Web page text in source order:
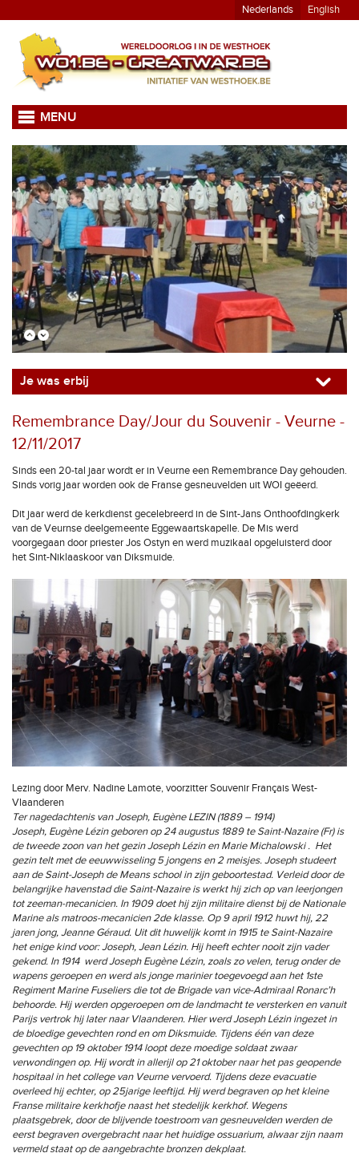
Nederlands English
MENU
Je was erbij
Remembrance Day/Jour du Souvenir - Veurne -
12/11/2017
Sinds een 20-tal jaar wordt er in Veurne een Remembrance Day gehouden.
Sinds vorig jaar worden ook de Franse gesneuvelden uit WOI geëerd.
Dit jaar werd de kerkdienst gecelebreerd in de Sint-Jans Onthoofdingkerk
van de Veurnse deelgemeente Eggewaartskapelle. De Mis werd
voorgegaan door priester Jos Ostyn en werd muzikaal opgeluisterd door
het Sint-Niklaaskoor van Diksmuide.
Lezing door Merv. Nadine Lamote, voorzitter Souvenir Français West-
Vlaanderen
Ter nagedachtenis van Joseph, Eugène LEZIN (1889 – 1914)
Joseph, Eugène Lézin geboren op 24 augustus 1889 te Saint-Nazaire (Fr) is
de tweede zoon van het gezin Joseph Lézin en Marie Michalowski . Het
gezin telt met de eeuwwisseling 5 jongens en 2 meisjes. Joseph studeert
aan de Saint-Joseph de Means school in zijn geboortestad. Verleid door de
belangrijke havenstad die Saint-Nazaire is werkt hij zich op van leerjongen
tot zeeman-mecanicien. In 1909 doet hij zijn militaire dienst bij de Nationale
Marine als matroos-mecanicien 2de klasse. Op 9 april 1912 huwt hij, 22
jaren jong, Jeanne Géraud. Uit dit huwelijk komt in 1915 te Saint-Nazaire
het enige kind voor: Joseph, Jean Lézin. Hij heeft echter nooit zijn vader
gekend. In 1914 werd Joseph Eugène Lézin, zoals zo velen, terug onder de
wapens geroepen en werd als jonge marinier toegevoegd aan het 1ste
Regiment Marine Fuseliers die tot de Brigade van vice-Admiraal Ronarc’h
behoorde. Hij werden opgeroepen om de landmacht te versterken en vanuit
Parijs vertrok hij later naar Vlaanderen. Hier werd Joseph Lézin ingezet in
de bloedige gevechten rond en om Diksmuide. Tijdens één van deze
gevechten op 19 oktober 1914 loopt deze moedige soldaat zwaar
verwondingen op. Hij wordt in allerijl op 21 oktober naar het pas geopende
hospitaal in het college van Veurne vervoerd. Tijdens deze evacuatie
overleed hij echter, op 25jarige leeftijd. Hij werd begraven op het kleine
Franse militaire kerkhofje naast het stedelijk kerkhof. Wegens
plaatsgebrek, door de blijvende toestroom van gesneuvelden werden de
eerst begraven overgebracht naar het huidige ossuarium, alwaar zijn naam
vermeld staat op de aangebrachte bronzen dekplaat.